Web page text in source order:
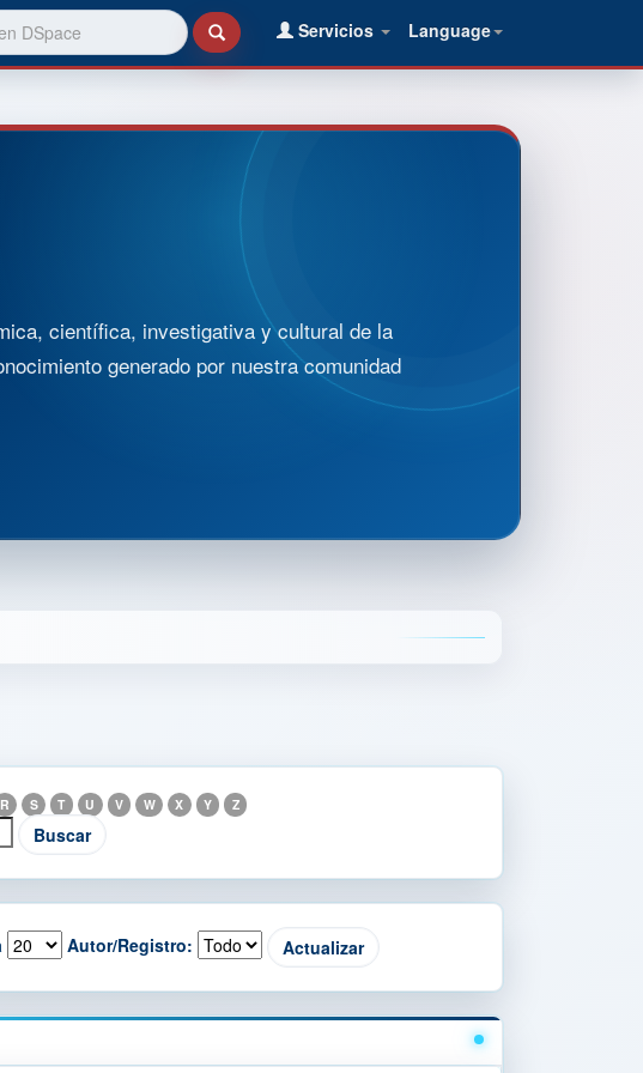
Language
Servicios
científica, investigativa y cultural de la
generado por nuestra comunidad
R S T U V W X Y Z
Autor/Registro: